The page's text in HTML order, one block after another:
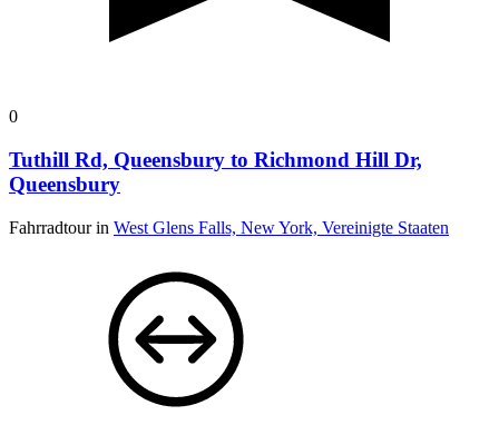
0
Tuthill Rd, Queensbury to Richmond Hill Dr,
Queensbury
Fahrradtour in West Glens Falls, New York, Vereinigte Staaten